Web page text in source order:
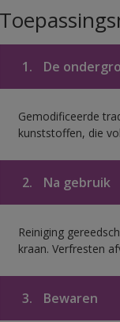
1. De
Gemodificeerde
kunststoffen, die
2. Na gebruik
Reiniging
kraan. Verfresten
3. Bewaren